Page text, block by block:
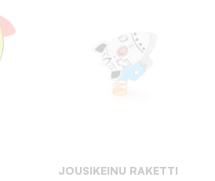
JOUSIKEINU RAKETTI